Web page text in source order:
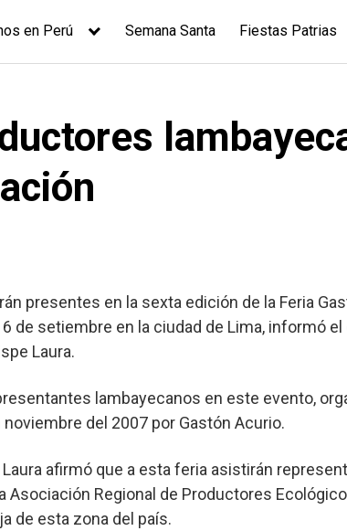
en Perú Semana Santa Fiestas Patrias
presentes en la sexta edición de la Feria
de setiembre en la ciudad de Lima, informó
Laura.
lambayecanos en este evento,
del 2007 por Gastón Acurio.
afirmó que a esta feria asistirán
Regional de Productores
de esta zona del país.